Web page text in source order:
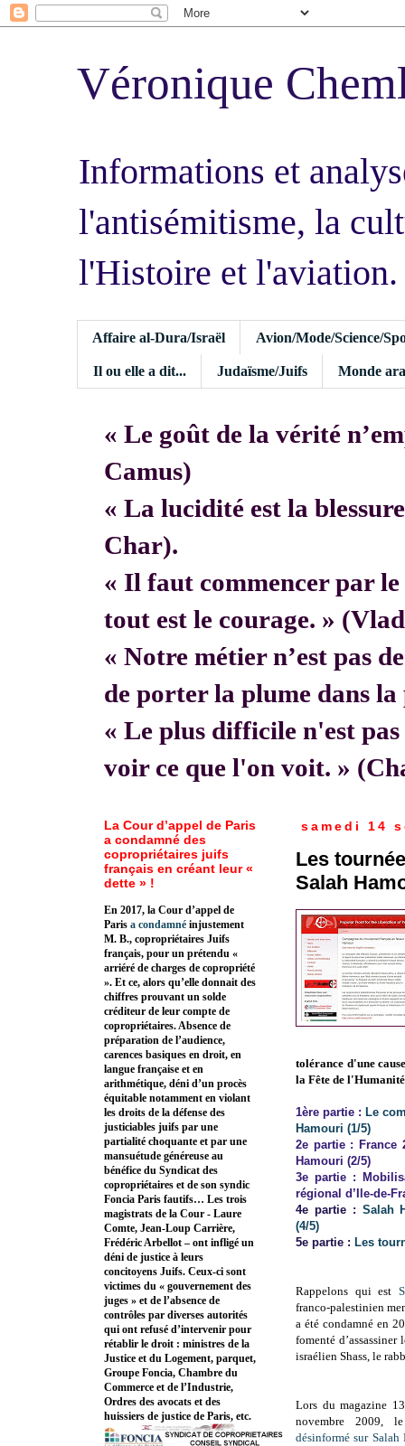
Véronique
Informations et
l'antisémitisme, la
l'Histoire et l'aviation.
Affaire al-Dura/Israël Avion/Mode/Science/
Il ou elle a dit... Judaïsme/Juifs Monde
« Le goût de la vérité
Camus)
« La lucidité est la
Char).
« Il faut commencer par le
tout est le courage. »
« Notre métier n’est pas
de porter la plume dans
« Le plus difficile n'est
voir ce que l'on voit. »
samedi 14
Les
Salah
tolérance d'une
la Fête de
1ère partie : Le
Hamouri (1/5)
2e partie : France
Hamouri (2/5)
3e partie :
régional d’Ile-de-
4e partie : Salah
(4/5)
5e partie : Les
Rappelons qui est
franco-palestinien
a été condamné en
fomenté
israélien Shass, le
Lors du magazine
novembre 2009,
désinformé sur Salah
La Cour d’appel de Paris
a condamné des
copropriétaires juifs
français en créant leur «
dette » !
En 2017, la Cour d’appel de
Paris a condamné injustement
M. B., copropriétaires Juifs
français, pour un prétendu «
arriéré de charges de copropriété
». Et ce, alors qu’elle donnait des
chiffres prouvant un solde
créditeur de leur compte de
copropriétaires. Absence de
préparation de l’audience,
carences basiques en droit, en
langue française et en
arithmétique, déni d’un procès
équitable notamment en violant
les droits de la défense des
justiciables juifs par une
partialité choquante et par une
mansuétude généreuse au
bénéfice du Syndicat des
copropriétaires et de son syndic
Foncia Paris fautifs… Les trois
magistrats de la Cour - Laure
Comte, Jean-Loup Carrière,
Frédéric Arbellot – ont infligé un
déni de justice à leurs
concitoyens Juifs. Ceux-ci sont
victimes du « gouvernement des
juges » et de l’absence de
contrôles par diverses autorités
qui ont refusé d’intervenir pour
rétablir le droit : ministres de la
Justice et du Logement, parquet,
Groupe Foncia, Chambre du
Commerce et de l’Industrie,
Ordres des avocats et des
huissiers de justice de Paris, etc.